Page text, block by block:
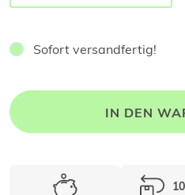
Sofort versandfertig!
IN DEN